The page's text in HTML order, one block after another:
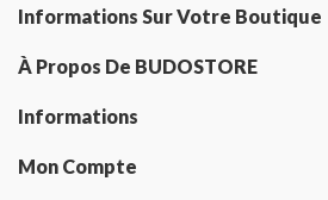
Informations Sur Votre Boutique
À Propos De BUDOSTORE
Informations
Mon Compte